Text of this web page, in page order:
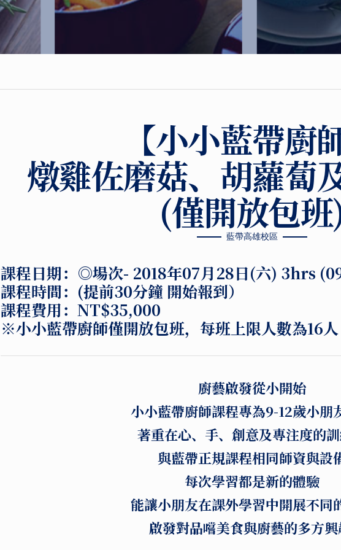
【小小藍帶廚
燉雞佐磨菇、胡蘿蔔
(僅開放包
藍帶高雄校區
課程日期： ◎場次- 2018年07月28日(六) 3hrs
課程時間： (提前30分鐘 開始報到）
課程費用： NT$35,000
※小小藍帶廚師僅開放包班，每班上限人數為16人
廚藝啟發從小開始
小小藍帶廚師課程專為9-12歲小朋
著重在心、手、創意及專注度的訓
與藍帶正規課程相同師資與設
每次學習都是新的體驗
能讓小朋友在課外學習中開展不同
啟發對品嚐美食與廚藝的多方